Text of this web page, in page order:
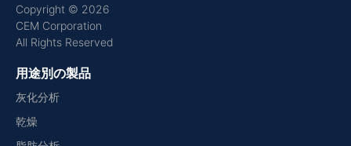
Copyright © 2026
CEM Corporation
All Rights Reserved
用途別の製品
灰化分析
乾燥